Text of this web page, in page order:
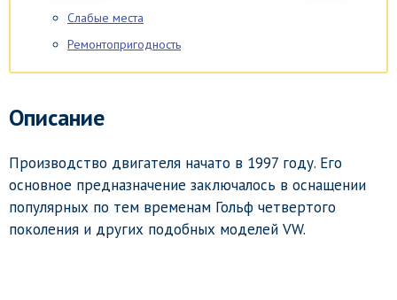
Слабые места
Ремонтопригодность
Описание
Производство двигателя начато в 1997 году. Его
основное предназначение заключалось в оснащении
популярных по тем временам Гольф четвертого
поколения и других подобных моделей VW.